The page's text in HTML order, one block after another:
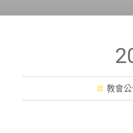
教會